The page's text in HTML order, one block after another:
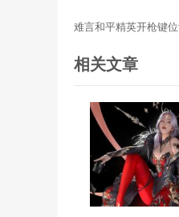
难言和平精英开枪键
相关文章